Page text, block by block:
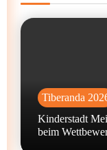
Tiberanda
Kinderstadt
beim